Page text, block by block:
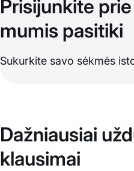
Prisijunkite
mumis pasitiki
Sukurkite savo sėkmės
Dažniausiai
klausimai